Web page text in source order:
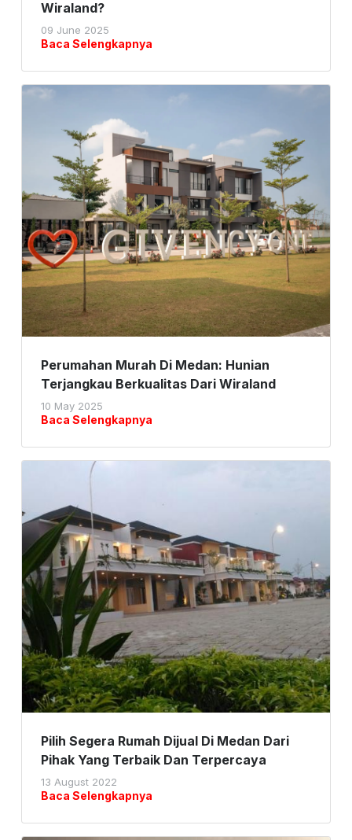
Wiraland?
09 June 2025
Baca Selengkapnya
Perumahan Murah Di Medan: Hunian
Terjangkau Berkualitas Dari Wiraland
10 May 2025
Baca Selengkapnya
Pilih Segera Rumah Dijual Di Medan Dari
Pihak Yang Terbaik Dan Terpercaya
13 August 2022
Baca Selengkapnya